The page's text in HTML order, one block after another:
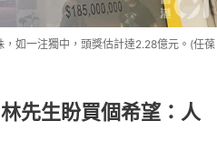
如一注獨中，頭獎估計達2.28億元。(任葆
先生盼買個希望：人